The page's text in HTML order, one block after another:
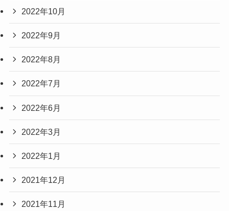
2022年10月
2022年9月
2022年8月
2022年7月
2022年6月
2022年3月
2022年1月
2021年12月
2021年11月